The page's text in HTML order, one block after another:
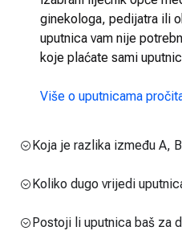
ginekologa, pedijatra ili
uputnica vam nije
koje plaćate sami
Više o uputnicama
Koja je razlika između A,
Koliko dugo vrijedi
Postoji li uputnica baš za